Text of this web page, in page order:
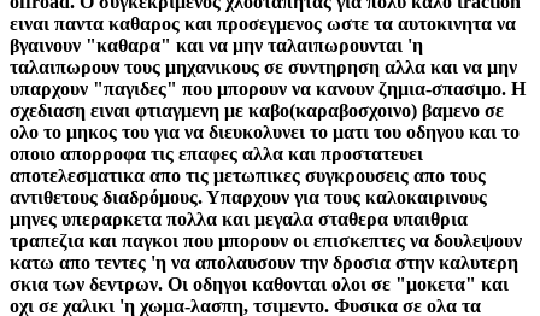
ειναι παντα καθαρος και προσεγμενος ωστε τα αυτοκινητα να
βγαινουν "καθαρα" και να μην ταλαιπωρουνται 'η
ταλαιπωρουν τους μηχανικους σε συντηρηση αλλα και να μην
υπαρχουν "παγιδες" που μπορουν να κανουν ζημια-σπασιμο. Η
σχεδιαση ειναι φτιαγμενη με καβο(καραβοσχοινο) βαμενο σε
ολο το μηκος του για να διευκολυνει το ματι του οδηγου και το
οποιο απορροφα τις επαφες αλλα και προστατευει
αποτελεσματικα απο τις μετωπικες συγκρουσεις απο τους
αντιθετους διαδρόμους. Υπαρχουν για τους καλοκαιρινους
μηνες υπεραρκετα πολλα και μεγαλα σταθερα υπαιθρια
τραπεζια και παγκοι που μπορουν οι επισκεπτες να δουλεψουν
κατω απο τεντες 'η να απολαυσουν την δροσια στην καλυτερη
σκια των δεντρων. Οι οδηγοι καθονται ολοι σε "μοκετα" και
οχι σε χαλικι 'η χωμα-λασπη, τσιμεντο. Φυσικα σε ολα τα